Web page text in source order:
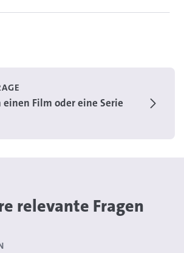
Film oder eine Serie
relevante Fragen